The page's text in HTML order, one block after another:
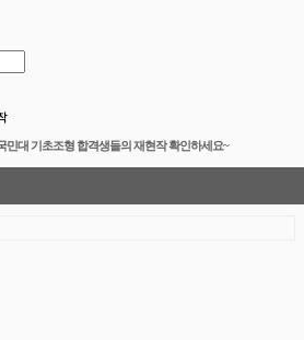
민대 기초조형 합격생들의 재현작 확인하세요~